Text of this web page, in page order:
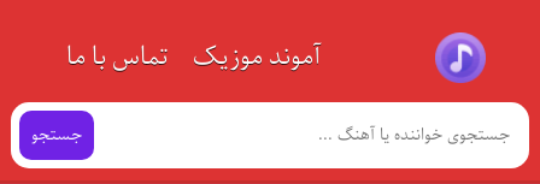
آموند موزیک تماس با ما
جستجو